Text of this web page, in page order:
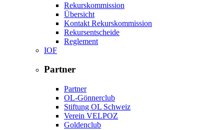
Rekurskommission
Übersicht
Kontakt Rekurskommission
Rekursentscheide
Reglement
IOF
Partner
Partner
OL-Gönnerclub
Stiftung OL Schweiz
Verein VELPOZ
Goldenclub